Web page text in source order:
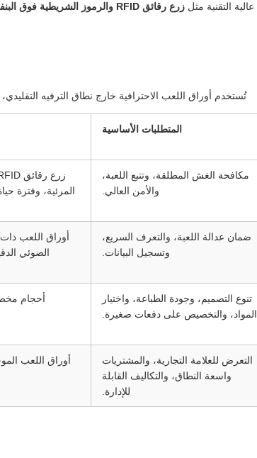
زرع رقائق RFID والرموز الشريطية فوق البنفسجية غير المرئية
تُستخدم أوراق اللعب الاحترافية خارج نطاق الترفيه
المتطلبات الأساسية
مكافحة الغش المطلقة، وتتبع اللعبة،
والأمن العالي.
المرئية، وفترة حياة قصيرة
ضمان عدالة اللعبة، والتعرف السريع،
وتسجيل البيانات.
أوراق اللعب
الضوئي
تنوع التصميم، وجودة الطباعة، واختيار
المواد، والتخصيص على دفعات صغيرة.
أحجام
التعرض للعلامة التجارية، والمشتريات
واسعة النطاق، والتكاليف القابلة
للإدارة.
أوراق اللعب